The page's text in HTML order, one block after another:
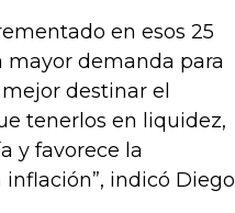
en esos 25
demanda para
destinar el
tenerlos en liquidez,
y favorece la
indicó Diego